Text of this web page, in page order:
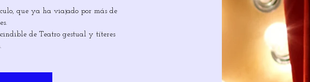
que ya ha viajado por más de
de Teatro gestual y títeres